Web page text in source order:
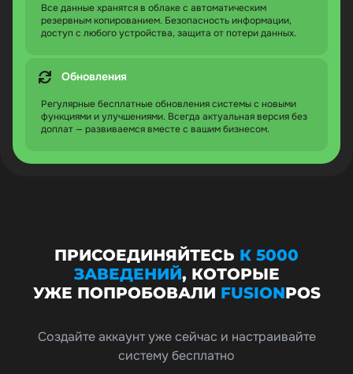
Все данные хранятся в облаке с автоматическим
резервным копированием. Безопасность информации,
доступ с любого устройства, защита от потери данных.
Обновления
Регулярные бесплатные обновления системы с новыми
функциями и улучшениями. Всегда актуальная версия без
доплат — развиваемся вместе с вашим бизнесом.
ПРИСОЕДИНЯЙТЕСЬ К 5000
ЗАВЕДЕНИЙ, КОТОРЫЕ
УЖЕ ПОПРОБОВАЛИ FUSIONPOS
Создайте аккаунт уже сейчас и настраивайте
систему бесплатно